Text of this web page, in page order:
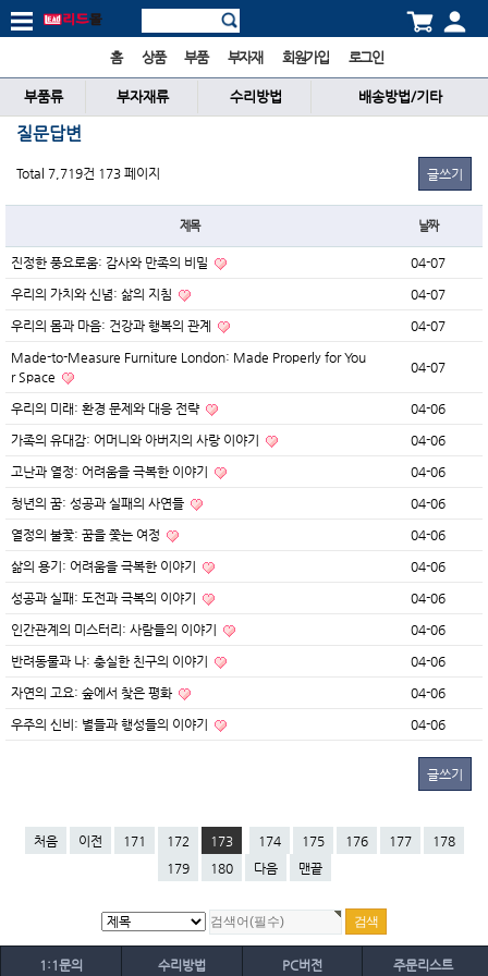
홈 상품 부품 부자재 회원가입 로그인
부품류 부자재류 수리방법 배송방법/기타
질문답변
Total 7,719건 173 페이지 글쓰기
제목 날짜
진정한 풍요로움: 감사와 만족의 비밀 04-07
우리의 가치와 신념: 삶의 지침 04-07
우리의 몸과 마음: 건강과 행복의 관계 04-07
Made-to-Measure Furniture London: Made Properly for You
r Space
04-07
우리의 미래: 환경 문제와 대응 전략 04-06
가족의 유대감: 어머니와 아버지의 사랑 이야기 04-06
고난과 열정: 어려움을 극복한 이야기 04-06
청년의 꿈: 성공과 실패의 사연들 04-06
열정의 불꽃: 꿈을 쫓는 여정 04-06
삶의 용기: 어려움을 극복한 이야기 04-06
성공과 실패: 도전과 극복의 이야기 04-06
인간관계의 미스터리: 사람들의 이야기 04-06
반려동물과 나: 충실한 친구의 이야기 04-06
자연의 고요: 숲에서 찾은 평화 04-06
우주의 신비: 별들과 행성들의 이야기 04-06
글쓰기
처음 이전 171 172 173 174 175 176 177
178
179
180 다음 맨끝
1:1문의 수리방법 PC버전 주문리스트